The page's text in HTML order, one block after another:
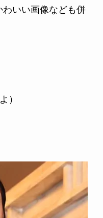
わいい画像なども併
）